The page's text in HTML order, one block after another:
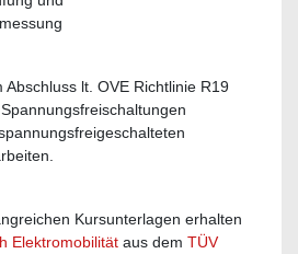
lt. OVE Richtlinie R19
Kursunterlagen erhalten
Elektromobilität aus dem TÜV